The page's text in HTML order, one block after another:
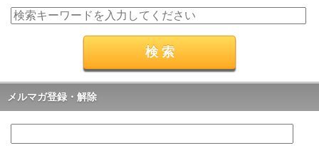
メルマガ登録・解除